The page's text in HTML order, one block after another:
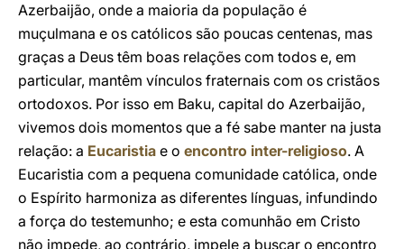
Azerbaijão, onde a maioria da população é
muçulmana e os católicos são poucas centenas, mas
graças a Deus têm boas relações com todos e, em
particular, mantêm vínculos fraternais com os cristãos
ortodoxos. Por isso em Baku, capital do Azerbaijão,
vivemos dois momentos que a fé sabe manter na justa
relação: a Eucaristia e o encontro inter-religioso. A
Eucaristia com a pequena comunidade católica, onde
o Espírito harmoniza as diferentes línguas, infundindo
a força do testemunho; e esta comunhão em Cristo
não impede, ao contrário, impele a buscar o encontro